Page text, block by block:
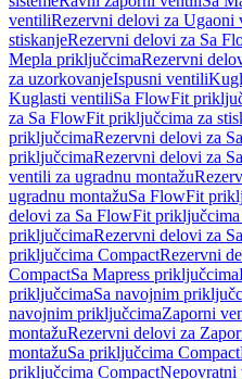
ventiliRezervni delovi za Ugaoni
stiskanjeRezervni delovi za Sa
Mepla priključcimaRezervni
za uzorkovanjeIspusni ventili
Kuglasti ventiliSa FlowFit
za Sa FlowFit priključcima za
priključcimaRezervni delovi za
priključcimaRezervni delovi za
ventili za ugradnu montažu
ugradnu montažuSa FlowFit
delovi za Sa FlowFit priključcima
priključcimaRezervni delovi za
priključcima CompactRezervni
CompactSa Mapress priključcima
priključcimaSa navojnim
navojnim priključcimaZaporni
montažuRezervni delovi za
montažuSa priključcima Compact
priključcima CompactNepovratni